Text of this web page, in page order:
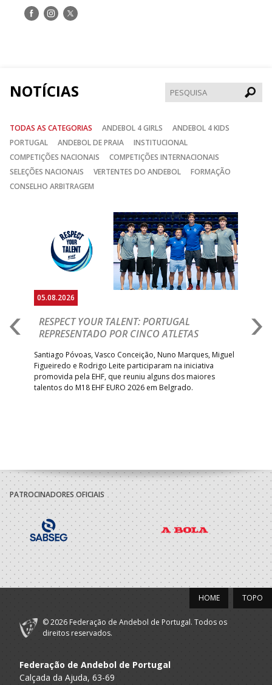
Siga-Siga-Siga-
NOTÍCIAS
TODAS AS CATEGORIAS ANDEBOL 4 GIRLS
ANDEBOL 4 KIDS
PORTUGAL
ANDEBOL DE PRAIA
INSTITUCIONAL
COMPETIÇÕES NACIONAIS
COMPETIÇÕES INTERNACIONAIS
SELEÇÕES NACIONAIS
VERTENTES DO ANDEBOL
FORMAÇÃO
CONSELHO ARBITRAGEM
05.08.2026
RESPECT YOUR TALENT: PORTUGAL
REPRESENTADO POR CINCO ATLETAS
Santiago Póvoas, Vasco Conceição, Nuno Marques, Miguel
Figueiredo e Rodrigo Leite participaram na iniciativa
promovida pela EHF, que reuniu alguns dos maiores
talentos do M18 EHF EURO 2026 em Belgrado.
PATROCINADORES OFICIAIS
TOPO
HOME
© 2026 Federação de Andebol de Portugal. Todos os
direitos reservados.
Federação de Andebol de Portugal
Calçada da Ajuda, 63-69